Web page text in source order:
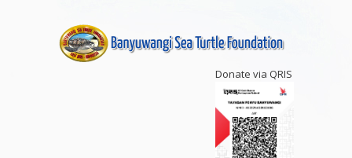
Donate via QRIS